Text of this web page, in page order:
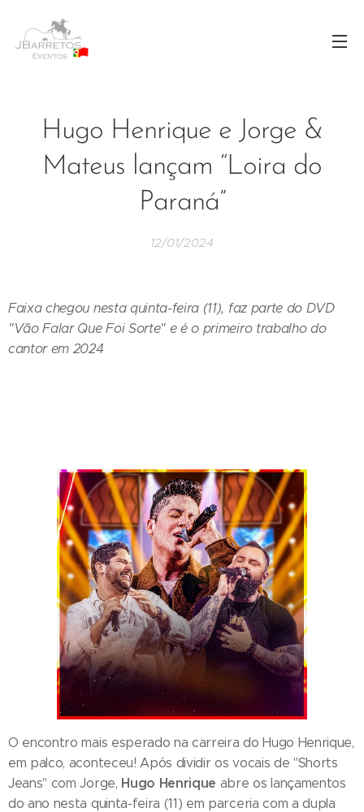
Hugo Henrique e Jorge &
Mateus lançam “Loira do
Paraná”
12/01/2024
Faixa chegou nesta quinta-feira (11), faz parte do DVD
"Vão Falar Que Foi Sorte" e é o primeiro trabalho do
cantor em 2024
O encontro mais esperado na carreira do Hugo Henrique,
em palco, aconteceu! Após dividir os vocais de "Shorts
Jeans" com Jorge, Hugo Henrique abre os lançamentos
do ano nesta quinta-feira (11) em parceria com a dupla